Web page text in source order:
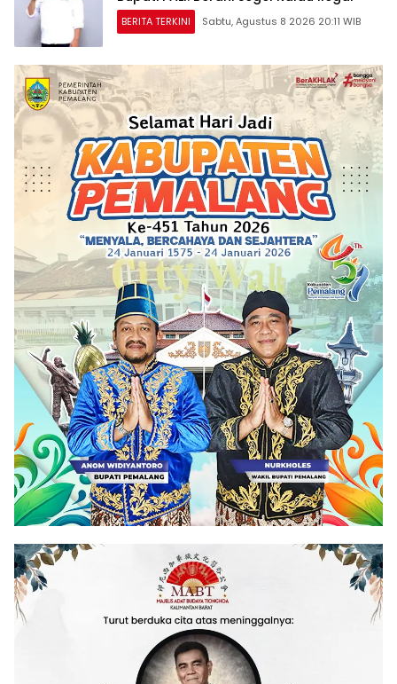
BERITA TERKINI Sabtu, Agustus 8 2026 20:11 WIB